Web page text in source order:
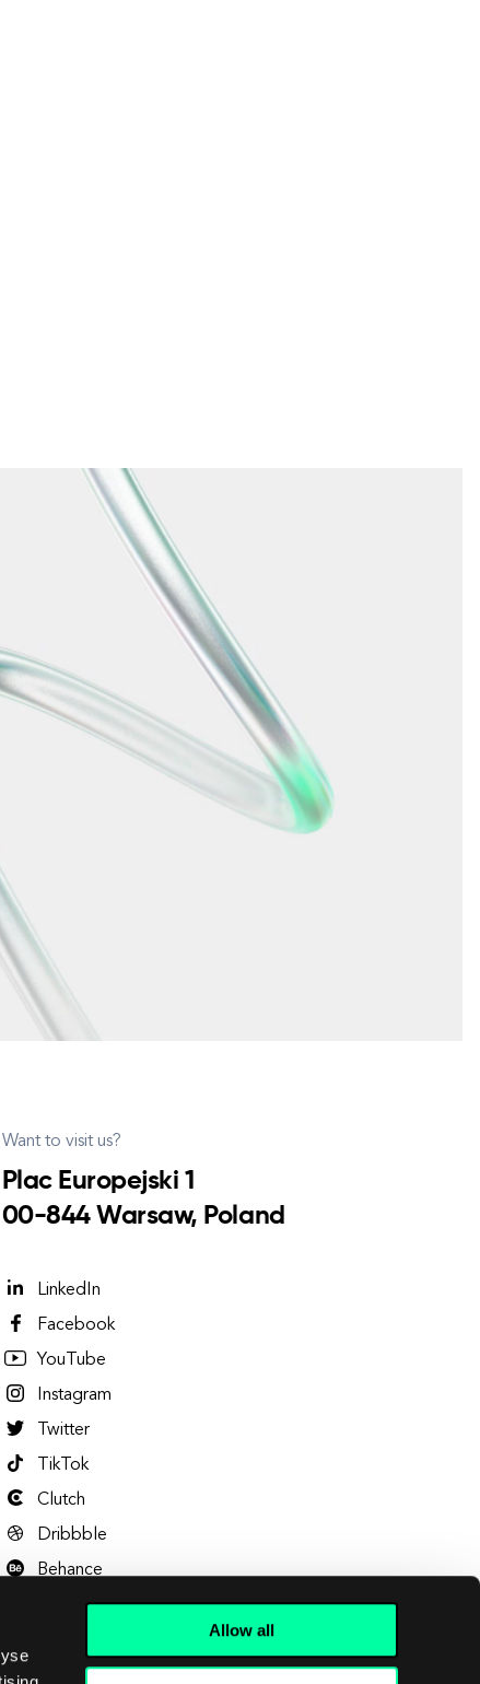
Allow all
Want to visit us?
Plac Europejski 1
00-844 Warsaw, Poland
LinkedIn
Facebook
YouTube
Instagram
Twitter
TikTok
Clutch
Dribbble
Behance